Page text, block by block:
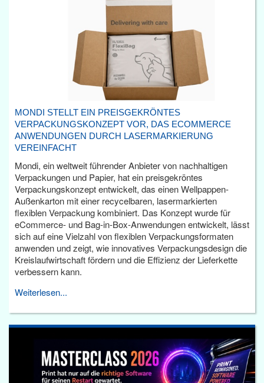
MONDI STELLT EIN PREISGEKRÖNTES
VERPACKUNGSKONZEPT VOR, DAS ECOMMERCE
ANWENDUNGEN DURCH LASERMARKIERUNG
VEREINFACHT
Mondi, ein weltweit führender Anbieter von nachhaltigen
Verpackungen und Papier, hat ein preisgekröntes
Verpackungskonzept entwickelt, das einen Wellpappen-
Außenkarton mit einer recycelbaren, lasermarkierten
flexiblen Verpackung kombiniert. Das Konzept wurde für
eCommerce- und Bag-in-Box-Anwendungen entwickelt, lässt
sich auf eine Vielzahl von flexiblen Verpackungsformaten
anwenden und zeigt, wie innovatives Verpackungsdesign die
Kreislaufwirtschaft fördern und die Effizienz der Lieferkette
verbessern kann.
Weiterlesen...